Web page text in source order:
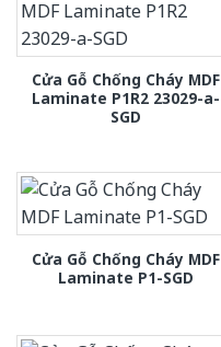
Cửa Gỗ Chống Cháy MDF
Laminate P1R2 23029-a-
SGD
Cửa Gỗ Chống Cháy MDF
Laminate P1-SGD